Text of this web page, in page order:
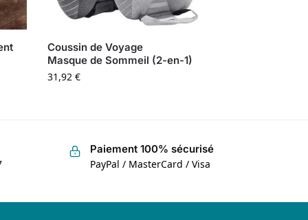
Coussin de Voyage
Masque de Sommeil (2-en-1)
31,92€
Paiement 100% sécurisé
PayPal / MasterCard / Visa